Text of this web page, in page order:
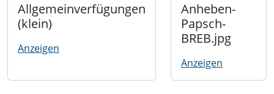
Allgemeinverfügungen
(klein)
Anzeigen
Anheben-
Papsch-
BREB.jpg
Anzeigen